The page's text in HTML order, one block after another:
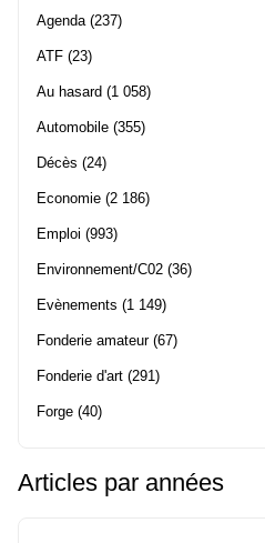
Agenda (237)
ATF (23)
Au hasard (1 058)
Automobile (355)
Décès (24)
Economie (2 186)
Emploi (993)
Environnement/C02 (36)
Evènements (1 149)
Fonderie amateur(67)
Fonderie d'art (291)
Forge (40)
Articles par années